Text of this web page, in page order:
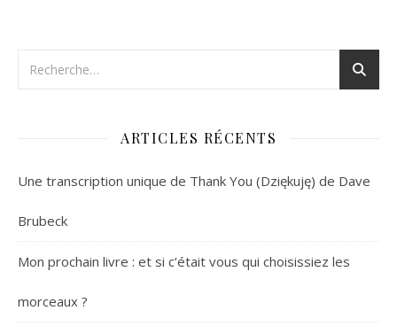
ARTICLES RÉCENTS
Une transcription unique de Thank You (Dziękuję) de Dave
Brubeck
Mon prochain livre : et si c’était vous qui choisissiez les
morceaux ?